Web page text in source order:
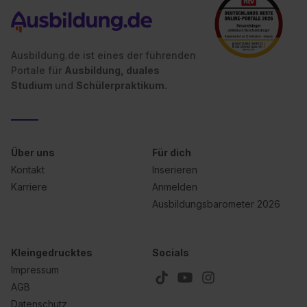
II). Du kannst die von dir erteilte Einwilligung jederzeit mit
Wirkung für die Zukunft ganz oder teilweise über unsere
Datenschutzerklärung unter dem Punkt „Datenschutz-
Einstellungen“ widerrufen. Weitere Informationen zu den
einzelnen Cookies findest du durch Klick auf „Details
Impressum
Ausbildung.de ist eines der führenden
Portale für Ausbildung, duales
Studium und Schülerpraktikum.
Über uns
Kontakt
Karriere
Für dich
Inserieren
Anmelden
Ausbildungsbarometer 2026
Kleingedrucktes
Impressum
AGB
Datenschutz
Socials